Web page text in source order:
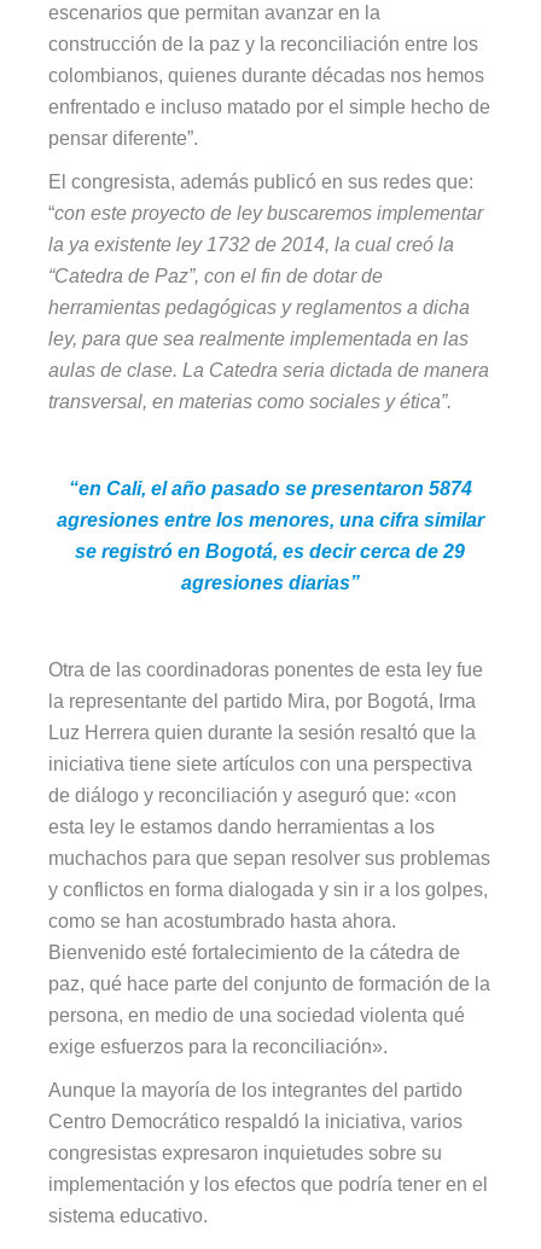
escenarios que permitan avanzar en la
construcción de la paz y la reconciliación entre los
colombianos, quienes durante décadas nos hemos
enfrentado e incluso matado por el simple hecho de
pensar diferente”.
El congresista, además publicó en sus redes que:
“con este proyecto de ley buscaremos implementar
la ya existente ley 1732 de 2014, la cual creó la
“Catedra de Paz”, con el fin de dotar de
herramientas pedagógicas y reglamentos a dicha
ley, para que sea realmente implementada en las
aulas de clase. La Catedra seria dictada de manera
transversal, en materias como sociales y ética”.
“en Cali, el año pasado se presentaron 5874
agresiones entre los menores, una cifra similar
se registró en Bogotá, es decir cerca de 29
agresiones diarias”
Otra de las coordinadoras ponentes de esta ley fue
la representante del partido Mira, por Bogotá, Irma
Luz Herrera quien durante la sesión resaltó que la
iniciativa tiene siete artículos con una perspectiva
de diálogo y reconciliación y aseguró que: «con
esta ley le estamos dando herramientas a los
muchachos para que sepan resolver sus problemas
y conflictos en forma dialogada y sin ir a los golpes,
como se han acostumbrado hasta ahora.
Bienvenido esté fortalecimiento de la cátedra de
paz, qué hace parte del conjunto de formación de la
persona, en medio de una sociedad violenta qué
exige esfuerzos para la reconciliación».
Aunque la mayoría de los integrantes del partido
Centro Democrático respaldó la iniciativa, varios
congresistas expresaron inquietudes sobre su
implementación y los efectos que podría tener en el
sistema educativo.